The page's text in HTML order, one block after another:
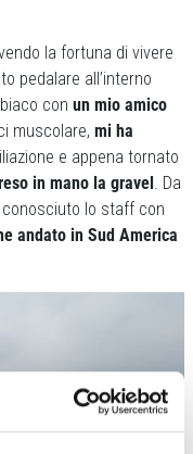
la fortuna di vivere
pedalare all’interno
con un mio amico
muscolare, mi ha
e appena tornato
in mano la gravel. Da
conosciuto lo staff con
andato in Sud America